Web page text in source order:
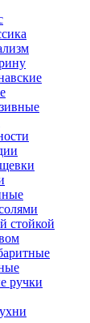
стойкой
ручки